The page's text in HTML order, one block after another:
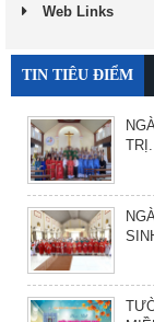
Web Links
TIN TIÊU ĐIỂM